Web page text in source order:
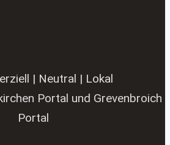
| Neutral | Lokal
Portal und Grevenbroich
Portal